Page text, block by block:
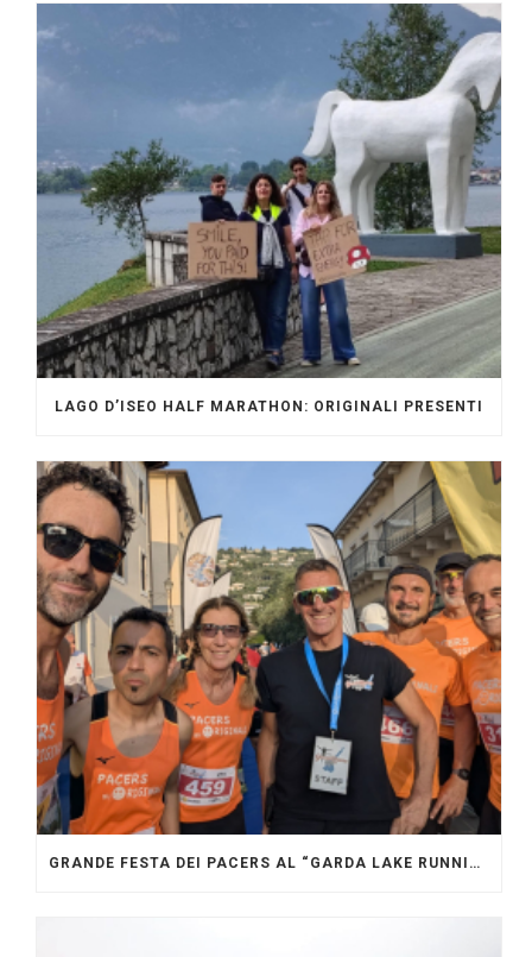
LAGO D’ISEO HALF MARATHON: ORIGINALI PRESENTI
GRANDE FESTA DEI PACERS AL “GARDA LAKE RUNNING FESTIVAL”